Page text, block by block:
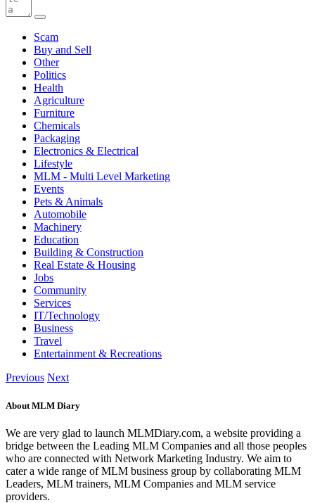
Scam
Buy and Sell
Other
Politics
Health
Agriculture
Furniture
Chemicals
Packaging
Electronics & Electrical
Lifestyle
MLM - Multi Level Marketing
Events
Pets & Animals
Automobile
Machinery
Education
Building & Construction
Real Estate & Housing
Jobs
Community
Services
IT/Technology
Business
Travel
Entertainment & Recreations
Previous Next
About MLM Diary
We are very glad to launch MLMDiary.com, a website providing a
bridge between the Leading MLM Companies and all those peoples
who are connected with Network Marketing Industry. We aim to
cater a wide range of MLM business group by collaborating MLM
Leaders, MLM trainers, MLM Companies and MLM service
providers.